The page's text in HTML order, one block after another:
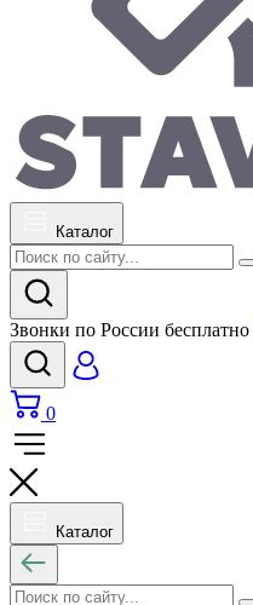
Каталог
Звонки по России бесплатно
0
Каталог